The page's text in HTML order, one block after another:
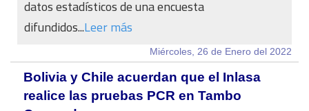
datos estadísticos de una encuesta
difundidos...Leer más
Miércoles, 26 de Enero del 2022
Bolivia y Chile acuerdan que el Inlasa
realice las pruebas PCR en Tambo